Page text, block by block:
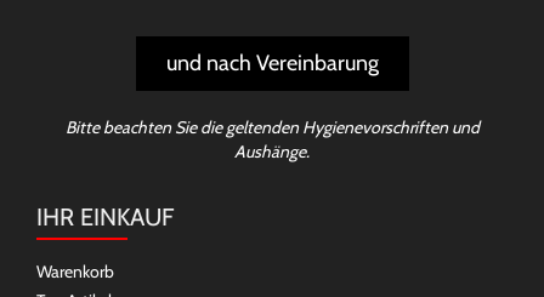
und nach Vereinbarung
Bitte beachten Sie die geltenden Hygienevorschriften und
Aushänge.
IHR EINKAUF
Warenkorb